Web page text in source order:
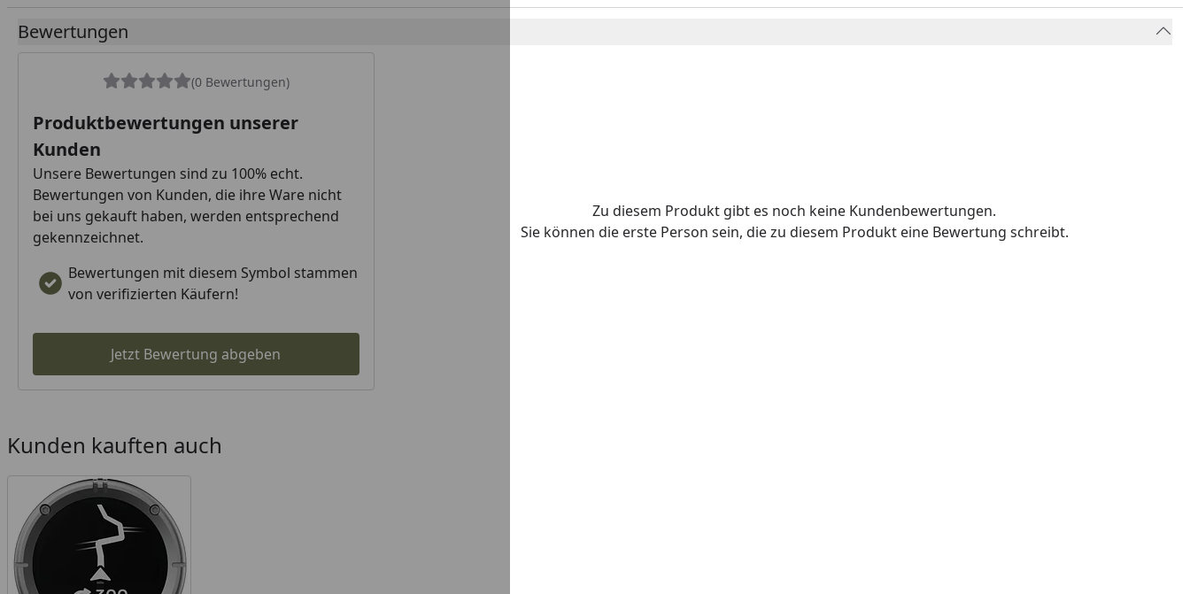
Youtube-Video
Bewertungen
(0 Bewertungen)
Produktbewertungen unserer
Kunden
Unsere Bewertungen sind zu 100% echt.
Bewertungen von Kunden, die ihre Ware nicht
bei uns gekauft haben, werden entsprechend
gekennzeichnet.
Bewertungen mit diesem Symbol stammen
von verifizierten Käufern!
Jetzt Bewertung abgeben
Zu diesem Produkt gibt es noch keine Kundenbewertungen.
Sie können die erste Person sein, die zu diesem Produkt eine Bewertung schreibt.
Kunden kauften auch